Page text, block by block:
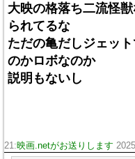
大映の格落ち二流怪
られてるな
ただの亀だしジェッ
のかロボなのか
説明もないし
21:映画.netがお送りします